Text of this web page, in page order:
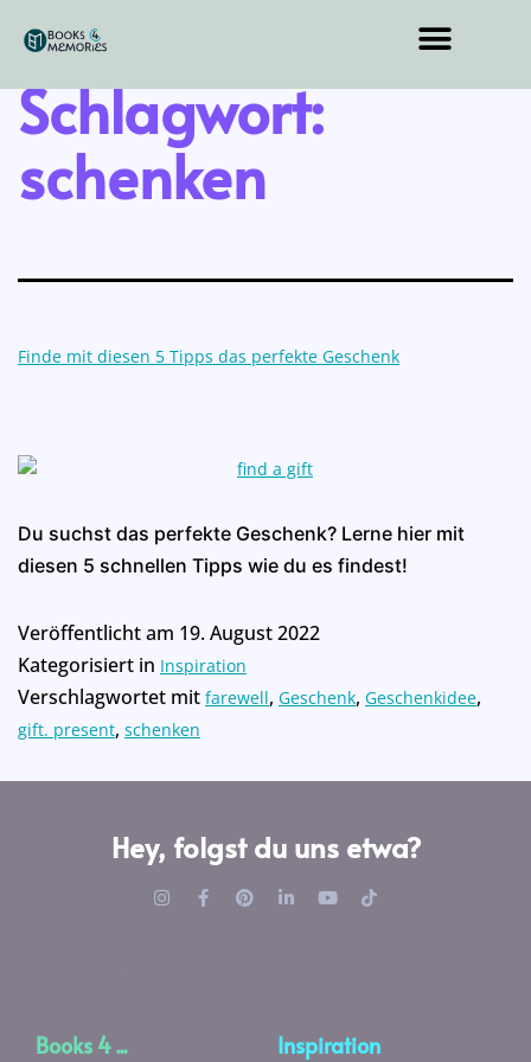
Schlagwort:
schenken
Finde mit diesen 5 Tipps das perfekte Geschenk
Du suchst das perfekte Geschenk? Lerne hier mit
diesen 5 schnellen Tipps wie du es findest!
Veröffentlicht am 19. August 2022
Kategorisiert in Inspiration
Verschlagwortet mit farewell, Geschenk, Geschenkidee,
gift. present, schenken
Hey, folgst du uns etwa?
Books 4 ... Inspiration